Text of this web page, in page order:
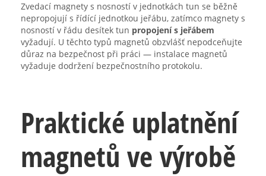
Zvedací magnety s nosností v jednotkách tun se běžně
nepropojují s řídící jednotkou jeřábu, zatímco magnety s
nosností v řádu desítek tun propojení s jeřábem
vyžadují. U těchto typů magnetů obzvlášť nepodceňujte
důraz na bezpečnost při práci — instalace magnetů
vyžaduje dodržení bezpečnostního protokolu.
Praktické uplatnění
magnetů ve výrobě